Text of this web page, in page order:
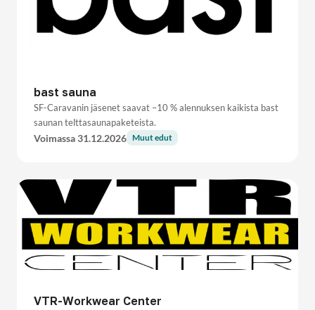
bast sauna
SF-Caravanin jäsenet saavat –10 % alennuksen kaikista bast
saunan telttasaunapaketeista.
Voimassa 31.12.2026 Muut edut
VTR-Workwear Center